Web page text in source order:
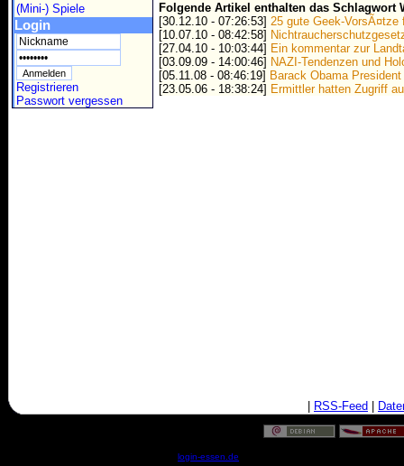
(Mini-) Spiele
Login
Registrieren
Passwort vergessen
Folgende Artikel enthalten das Schlagwort
[30.12.10 - 07:26:53] 25 gute Geek-VorsÃ¤tze
[10.07.10 - 08:42:58]
[27.04.10 - 10:03:44] Ein kommentar zur
[03.09.09 - 14:00:46] NAZI-Tendenzen und
[05.11.08 - 08:46:19] Barack Obama President
[23.05.06 - 18:38:24] Ermittler hatten Zugriff
RSS-Feed
login-essen.de